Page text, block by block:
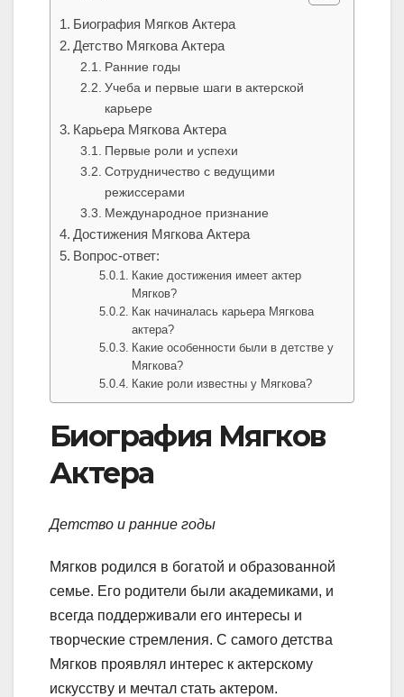
Биография Мягков Актера
Детство Мягкова Актера
Ранние годы
Учеба и первые шаги в актерской
карьере
Карьера Мягкова Актера
Первые роли и успехи
Сотрудничество с ведущими
режиссерами
Международное признание
Достижения Мягкова Актера
Вопрос-ответ:
Какие достижения имеет актер
Мягков?
Как начиналась карьера Мягкова
актера?
Какие особенности были в детстве у
Мягкова?
Какие роли известны у Мягкова?
Биография Мягков
Актера
Детство и ранние годы
Мягков родился в богатой и образованной
семье. Его родители были академиками, и
всегда поддерживали его интересы и
творческие стремления. С самого детства
Мягков проявлял интерес к актерскому
искусству и мечтал стать актером.